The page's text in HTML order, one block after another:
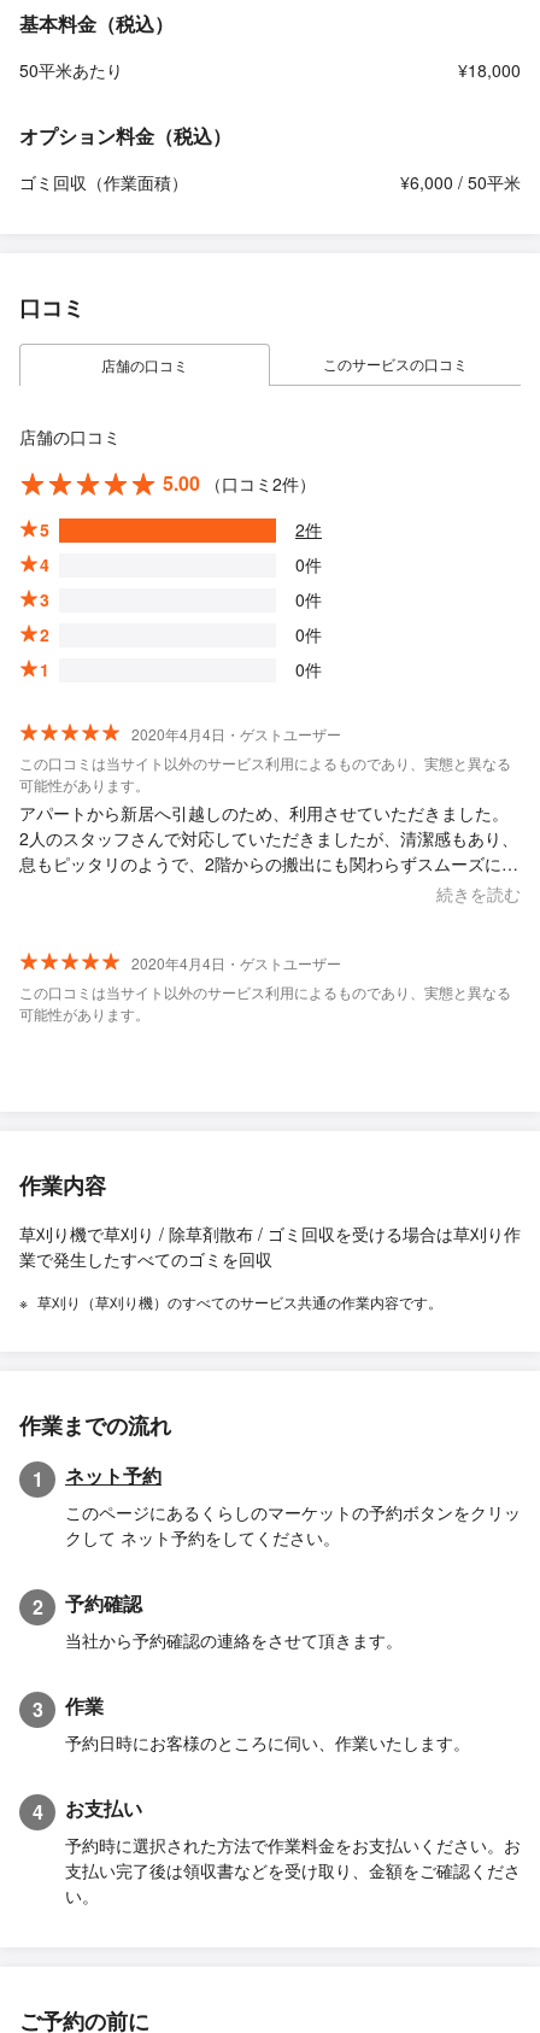
基本料金（税込）
50平米あたり ¥18,000
オプション料金（税込）
ゴミ回収（作業面積） ¥6,000 / 50平米
口コミ
店舗の口コミ このサービスの口コミ
店舗の口コミ
5.00
（口コミ2件）
5
2件
4
0件
3
0件
2
0件
1
0件
2020年4月4日・ゲストユーザー
この口コミは当サイト以外のサービス利用によるものであり、実態と異なる
可能性があります。
アパートから新居へ引越しのため、利用させていただきました。
2人のスタッフさんで対応していただきましたが、清潔感もあり、
息もピッタリのようで、2階からの搬出にも関わらずスムーズに家
具家電を丁寧に運んでいただきました。 対応も設置も事前見積も
続きを読む
2020年4月4日・ゲストユーザー
この口コミは当サイト以外のサービス利用によるものであり、実態と異なる
可能性があります。
作業内容
草刈り機で草刈り / 除草剤散布 / ゴミ回収を受ける場合は草刈り作
業で発生したすべてのゴミを回収
草刈り（草刈り機）のすべてのサービス共通の作業内容です。
作業までの流れ
1 ネット予約
このページにあるくらしのマーケットの予約ボタンをクリッ
クして ネット予約をしてください。
2 予約確認
当社から予約確認の連絡をさせて頂きます。
3 作業
予約日時にお客様のところに伺い、作業いたします。
4 お支払い
予約時に選択された方法で作業料金をお支払いください。お
支払い完了後は領収書などを受け取り、金額をご確認くださ
い。
ご予約の前に